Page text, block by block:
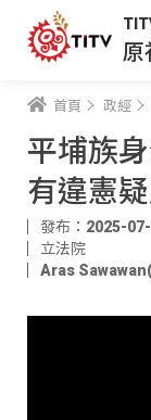
原
首頁 政經
平埔族
有違憲
發布：2025-
立法院
Aras